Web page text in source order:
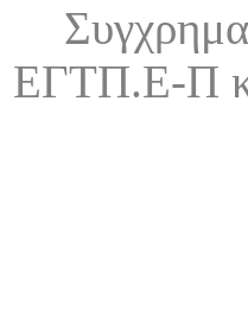
ΕΓΤΠ.Ε-Π